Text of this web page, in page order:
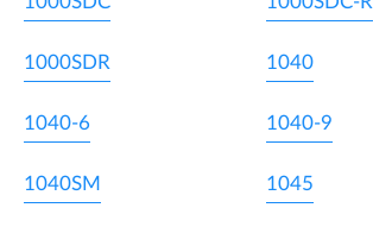
1000SDR 1040
1040-6 1040-9
1040SM 1045